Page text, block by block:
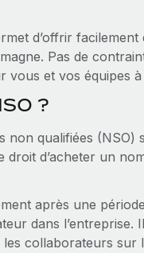
d’offrir
Pas de
vous et vos équipes
?
non qualifiées (NSO)
d’acheter un
après une
dans l’entreprise.
les collaborateurs sur